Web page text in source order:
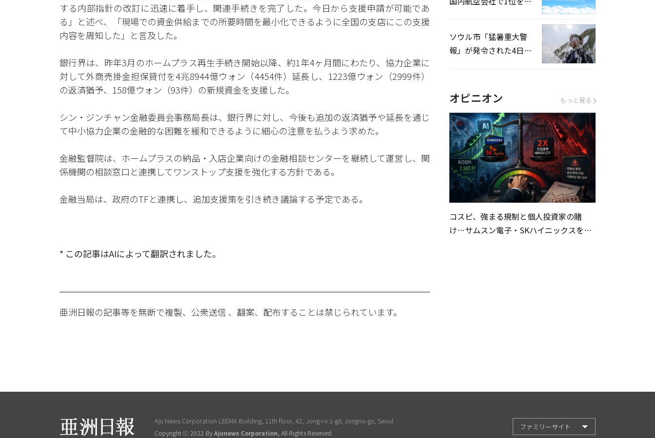
する内部指針の改訂に迅速に着手し、関連手続きを完了した。今日から支援申請が可能であ
る」と述べ、「現場での資金供給までの所要時間を最小化できるように全国の支店にこの支援
内容を周知した」と言及した。
銀行界は、昨年3月のホームプラス再生手続き開始以降、約1年4ヶ月間にわたり、協力企業に
対して外商売掛金担保貸付を4兆8944億ウォン（4454件）延長し、1223億ウォン（2999件）
の返済猶予、158億ウォン（93件）の新規資金を支援した。
シン・ジンチャン金融委員会事務局長は、銀行界に対し、今後も追加の返済猶予や延長を通じ
て中小協力企業の金融的な困難を緩和できるように細心の注意を払うよう求めた。
金融監督院は、ホームプラスの納品・入店企業向けの金融相談センターを継続して運営し、関
係機関の相談窓口と連携してワンストップ支援を強化する方針である。
金融当局は、政府のTFと連携し、追加支援策を引き続き議論する予定である。
* この記事はAIによって翻訳されました。
亜洲日報の記事等を無断で複製、公衆送信 、翻案、配布することは禁じられています。
ソウル市「猛暑重大警
報」が発令された4日、
オピニオン もっと見る
コスピ、強まる規制と個人投資家の賭
け…サムスン電子・SKハイニックスを巡
ファミリーサイト
Aju News Corporation LEEMA Building, 11th floor, 42, Jong-ro 1-gil, Jongno-gu, Seoul
Copyright ⓒ 2022 ByAjunews Corporation, All Rights Reserved.